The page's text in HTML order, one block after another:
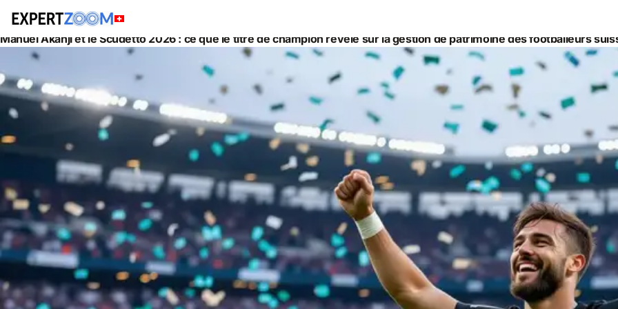
Actualités Gestion de Patrimoine
Manuel Akanji et le Scudetto 2026 : ce que le titre de champion révèle sur la gestion de patrimoine des footballeurs